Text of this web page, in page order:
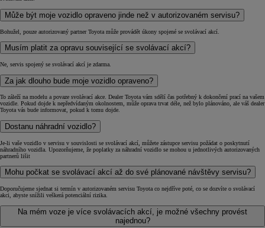
Může být moje vozidlo opraveno jinde než v autorizovaném servisu?
Bohužel, pouze autorizovaný partner Toyota může provádět úkony spojené se svolávací akcí.
Musím platit za opravu související se svolávací akcí?
Ne, servis spojený se svolávací akcí je zdarma.
Za jak dlouho bude moje vozidlo opraveno?
To záleží na modelu a povaze svolávací akce. Dealer Toyota vám sdělí čas potřebný k dokončení prací na vašem
vozidle. Pokud dojde k nepředvídaným okolnostem, může oprava trvat déle, než bylo plánováno, ale váš dealer
Toyota vás bude informovat, pokud k tomu dojde.
Dostanu náhradní vozidlo?
Je-li vaše vozidlo v servisu v souvislosti se svolávací akcí, můžete zástupce servisu požádat o poskytnutí
náhradního vozidla. Upozorňujeme, že poplatky za náhradní vozidlo se mohou u jednotlivých autorizovaných
partnerů lišit
Mohu počkat se svolávací akcí až do své plánované návštěvy servisu?
Doporučujeme sjednat si termín v autorizovaném servisu Toyota co nejdříve poté, co se dozvíte o svolávací
akci, abyste snížili veškerá potenciální rizika.
Na mém voze je více svolávacích akcí, je možné všechny provést
najednou?